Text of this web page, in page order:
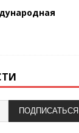
ПОДПИСАТЬСЯ